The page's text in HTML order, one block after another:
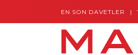
EN SON DAVETLER
Gaziantep’te